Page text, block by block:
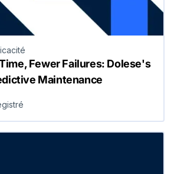
Fewer Failures: Dolese's
Maintenance